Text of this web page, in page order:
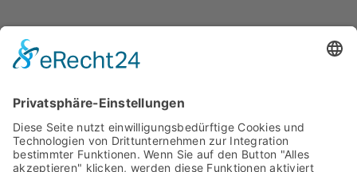
Fachübersetzung von grundlegender
zu vermitteln und interkulturelle
Missverständnisse oder Kränkungen zu
vermeiden. Ein Fachübersetzer müssen in der
Lage sein, mit kultureller Ambiguität